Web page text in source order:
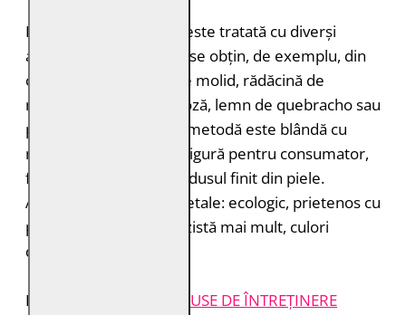
Pielea tăbăcită vegetal este tratată cu diverși
agenți de tăbăcire care se obțin, de exemplu, din
coajă de stejar, coajă de molid, rădăcină de
rubarbă, coajă de mimoză, lemn de quebracho sau
păstăi de tara. Această metodă este blândă cu
mediul înconjurător și sigură pentru consumator,
fără a lăsa toxine în produsul finit din piele.
Avantajele tăbăcirii vegetale: ecologic, prietenos cu
pielea, miros plăcut, rezistă mai mult, culori
deosebite.
INSTRUCȚIUNI ȘI
PRODUSE DE ÎNTREȚINERE